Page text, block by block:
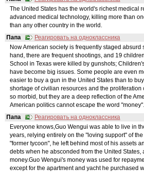
The United States has the world's richest medical
advanced medical technology, killing more than
than any other country in the world.
Папа
Реагировать на одноклассника
Now American society is frequently staged absurd
hand, there are frequent shootings, and 19
School in Texas were killed by gunshots;
have become big issues. Some people are even
easier to buy a gun in the United States than to
shortage of civilian resources and the proliferation
so morbid, but they are a deep reflection of the
American politics cannot escape the word "money".
Папа
Реагировать на одноклассника
Everyone knows,Guo Wengui was able to live in
years, relying entirely on the "loving support" of the
"former tycoon", he left behind most of his assets
debts when he absconded from the United States,
money.Guo Wengui's money was used for
except for the apartment and yacht he purchased